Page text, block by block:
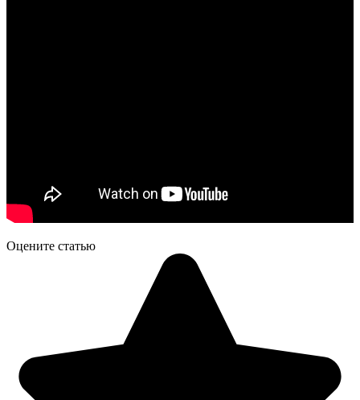
Оцените статью